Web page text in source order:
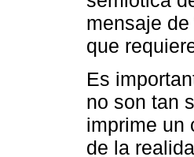
mensaje
que
Es
no son tan
imprime un
de la